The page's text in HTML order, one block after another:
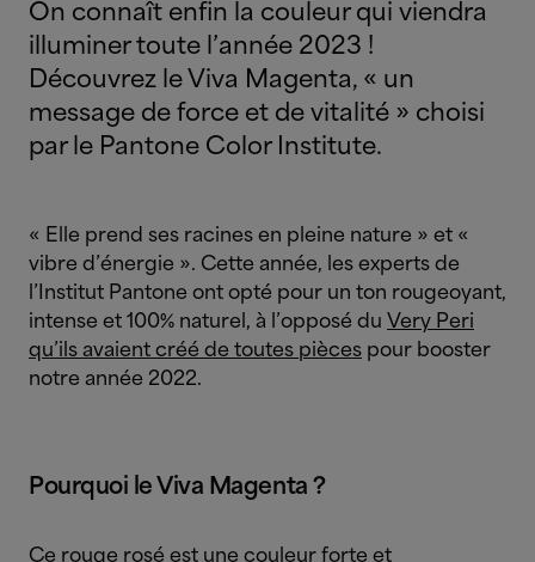
On connaît enfin la couleur qui viendra
illuminer toute l’année 2023 !
Découvrez le Viva Magenta, « un
message de force et de vitalité » choisi
par le Pantone Color Institute.
« Elle prend ses racines en pleine nature » et «
vibre d’énergie ». Cette année, les experts de
l’Institut Pantone ont opté pour un ton rougeoyant,
intense et 100% naturel, à l’opposé du Very Peri
qu’ils avaient créé de toutes pièces pour booster
notre année 2022.
Pourquoi le Viva Magenta ?
Ce rouge rosé est une couleur forte et